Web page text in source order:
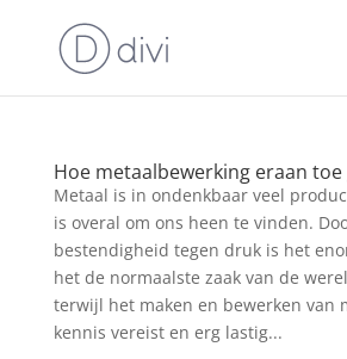
Hoe metaalbewerking eraan toe
Metaal is in ondenkbaar veel
is overal om ons heen te vinden.
bestendigheid tegen druk is het
het de normaalste zaak van de
terwijl het maken en bewerken van
kennis vereist en erg lastig...